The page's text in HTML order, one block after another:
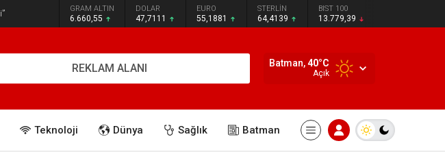
GRAM ALTIN
6.660,55
DOLAR
47,7111
EURO
55,1881
STERLİN
64,4139
BIST 100
13.779,39
REKLAM ALANI Batman,40°C
Açık
Teknoloji Dünya Sağlık Batman